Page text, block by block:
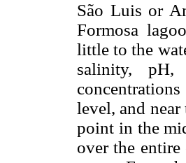
São Luis or
Formosa
little to the
salinity,
level, and
point in the
over the